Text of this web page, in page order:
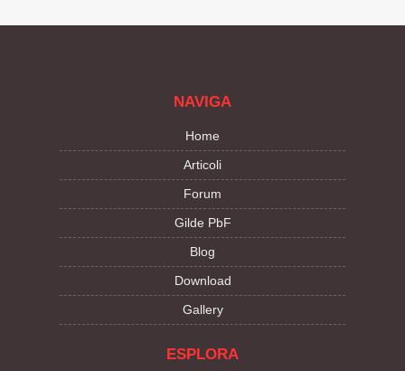
NAVIGA
Home
Articoli
Forum
Gilde PbF
Blog
Download
Gallery
ESPLORA